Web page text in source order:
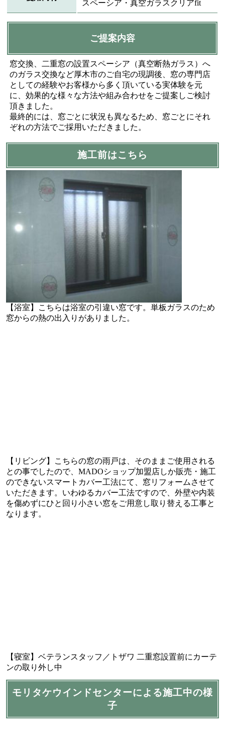
スペーシア・真空ガラスクリアfit
ご提案内容
窓交換、二重窓の設置スペーシア（真空断熱ガラス）へ
のガラス交換など厚木市のご自宅の現調後、窓の専門店
としての経験やお客様から多く頂いている実体験を元
に、効果的な様々な方法や組み合わせをご提案しご検討
頂きました。
最終的には、窓ごとに状況も異なるため、窓ごとにそれ
ぞれの方法でご採用いただきました。
施工前はこちら
【浴室】こちらは浴室の引違い窓です。単板ガラスのため
窓からの熱の出入りがありました。
【リビング】こちらの窓の雨戸は、そのままご使用される
との事でしたので、MADOショップ加盟店しか販売・施工
のできないスマートカバー工法にて、窓リフォームさせて
いただきます。いわゆるカバー工法ですので、外壁や内装
を傷めずにひと回り小さい窓をご用意し取り替える工事と
なります。
【寝室】ベテランスタッフ／トザワ 二重窓設置前にカーテ
ンの取り外し中
モリタケウインドセンターによる施工中の様
子